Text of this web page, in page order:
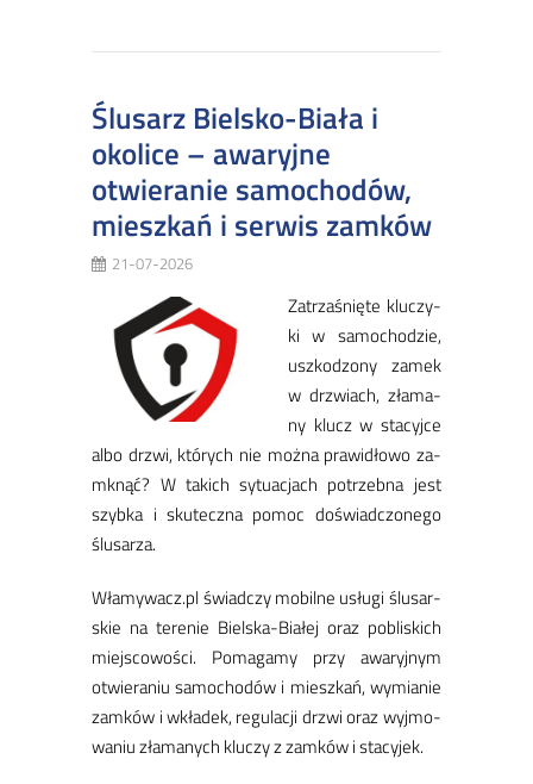
Ślusarz Bielsko-Biała i
okolice – awaryjne
otwieranie samochodów,
mieszkań i serwis zamków
21-07-2026
Za­trza­śnię­te klu­czy­
ki w sa­mo­cho­dzie,
uszko­dzo­ny za­mek
w drzwiach, zła­ma­
ny klucz w sta­cyj­ce
al­bo drzwi, któ­rych nie moż­na pra­wi­dło­wo za­
mknąć? W ta­kich sy­tu­acjach po­trzeb­na jest
szyb­ka i sku­tecz­na po­moc do­świad­czo­ne­go
ślu­sa­rza.
Wła­my­wacz.pl świad­czy mo­bil­ne usłu­gi ślu­sar­
skie na te­re­nie Biel­ska­-Bia­łej oraz po­bli­skich
miej­sco­wo­ści. Po­ma­ga­my przy awa­ryj­nym
otwie­ra­niu sa­mo­cho­dów i miesz­kań, wy­mia­nie
zam­ków i wkła­dek, re­gu­la­cji drzwi oraz wyj­mo­
wa­niu zła­ma­nych klu­czy z zam­ków i sta­cy­jek.